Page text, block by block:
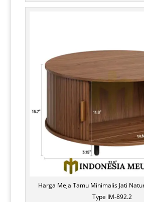
Harga Meja Tamu Minimalis Jati
Type IM-892.2